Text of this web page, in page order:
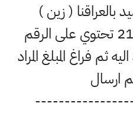
بالعراقنا ( زين )
ارسالة رسالة الى 21112 تحتوي على الرقم
ثم فراغ المبلغ المراد
ارسال